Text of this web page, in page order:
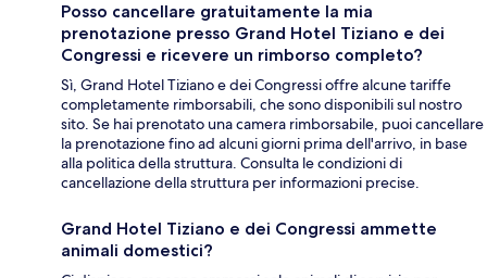
Posso cancellare gratuitamente la mia
prenotazione presso Grand Hotel Tiziano e dei
Congressi e ricevere un rimborso completo?
Sì, Grand Hotel Tiziano e dei Congressi offre alcune tariffe
completamente rimborsabili, che sono disponibili sul nostro
sito. Se hai prenotato una camera rimborsabile, puoi cancellare
la prenotazione fino ad alcuni giorni prima dell'arrivo, in base
alla politica della struttura. Consulta le condizioni di
cancellazione della struttura per informazioni precise.
Grand Hotel Tiziano e dei Congressi ammette
animali domestici?